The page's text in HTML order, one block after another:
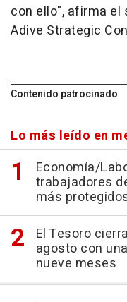
con ello", afirma el
Adive Strategic
Contenido patrocinado
Lo más leído en
Economía/
trabajadores
más
El Tesoro
agosto con
nueve meses